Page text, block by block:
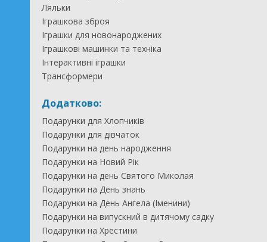
Ляльки
Іграшкова зброя
Іграшки для новонароджених
Іграшкові машинки та техніка
Інтерактивні іграшки
Трансформери
Додатково:
Подарунки для Хлопчиків
Подарунки для дівчаток
Подарунки на день народження
Подарунки на Новий Рік
Подарунки на день Святого Миколая
Подарунки на День знань
Подарунки на День Ангела (Іменини)
Подарунки на випускний в дитячому садку
Подарунки на Хрестини